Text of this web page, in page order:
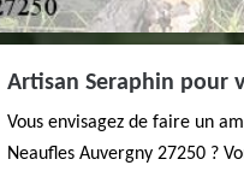
Artisan Seraphin pour
Vous envisagez de faire un
Neaufles Auvergny 27250 ?